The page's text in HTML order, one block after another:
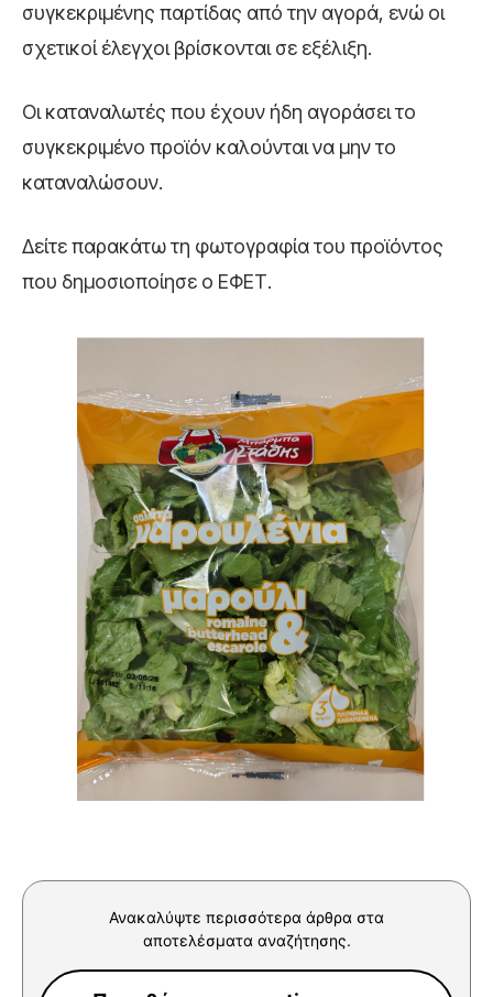
συγκεκριμένης παρτίδας από την αγορά, ενώ οι
σχετικοί έλεγχοι βρίσκονται σε εξέλιξη.
Οι καταναλωτές που έχουν ήδη αγοράσει το
συγκεκριμένο προϊόν καλούνται να μην το
καταναλώσουν.
Δείτε παρακάτω τη φωτογραφία του προϊόντος
που δημοσιοποίησε ο ΕΦΕΤ.
Ανακαλύψτε περισσότερα άρθρα στα
αποτελέσματα αναζήτησης.